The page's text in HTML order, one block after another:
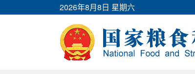
2026年8月8日 星期六